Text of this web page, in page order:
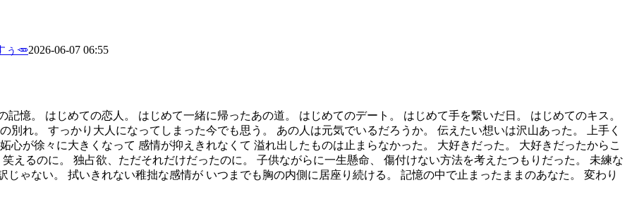
ぅ🥕2026-06-07 06:55
憶。 はじめての恋人。 はじめて一緒に帰ったあの道。 はじめてのデート。 はじめて手を繋いだ日。 はじめてのキス。
別れ。 すっかり大人になってしまった今でも思う。 あの人は元気でいるだろうか。 伝えたい想いは沢山あった。 上手く
心が徐々に大きくなって 感情が抑えきれなくて 溢れ出したものは止まらなかった。 大好きだった。 大好きだったからこ
えるのに。 独占欲、ただそれだけだったのに。 子供ながらに一生懸命、 傷付けない方法を考えたつもりだった。 未練な
ゃない。 拭いきれない稚拙な感情が いつまでも胸の内側に居座り続ける。 記憶の中で止まったままのあなた。 変わり